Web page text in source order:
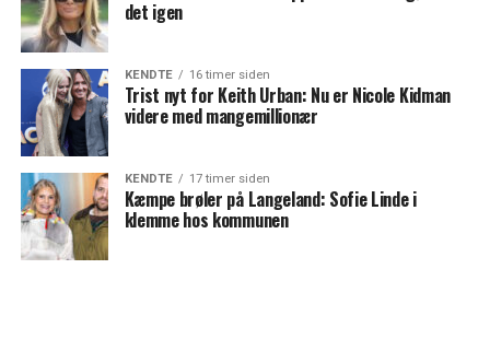
det igen
KENDTE 16 timer siden
Trist nyt for Keith Urban: Nu er Nicole Kidman
videre med mangemillionær
KENDTE 17 timer siden
Kæmpe brøler på Langeland: Sofie Linde i
klemme hos kommunen